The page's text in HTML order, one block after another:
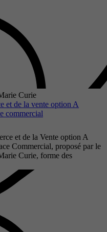
Curie
et de la vente option A
commercial
et de la Vente option A
Commercial, proposé par le
Curie, forme des